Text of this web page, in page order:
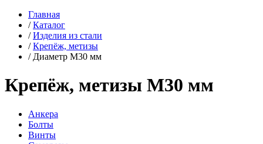
Главная
/ Каталог
/ Изделия из стали
/ Крепёж, метизы
/ Диаметр М30 мм
Крепёж, метизы М30 мм
Анкера
Болты
Винты